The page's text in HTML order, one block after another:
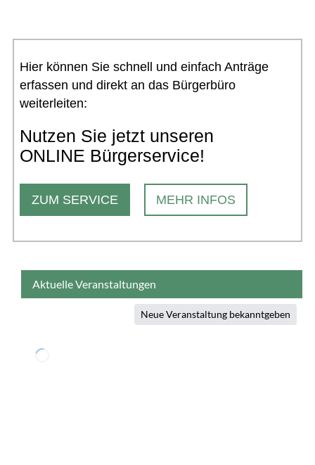
Hier können Sie schnell und einfach Anträge
erfassen und direkt an das Bürgerbüro
weiterleiten:
Nutzen Sie jetzt unseren
ONLINE Bürgerservice!
ZUM SERVICE MEHR INFOS